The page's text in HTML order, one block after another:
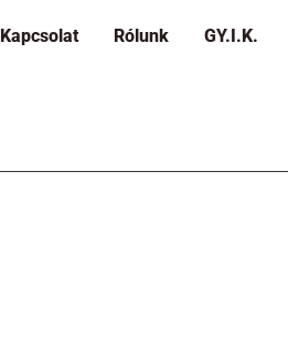
Kapcsolat Rólunk GY.I.K.